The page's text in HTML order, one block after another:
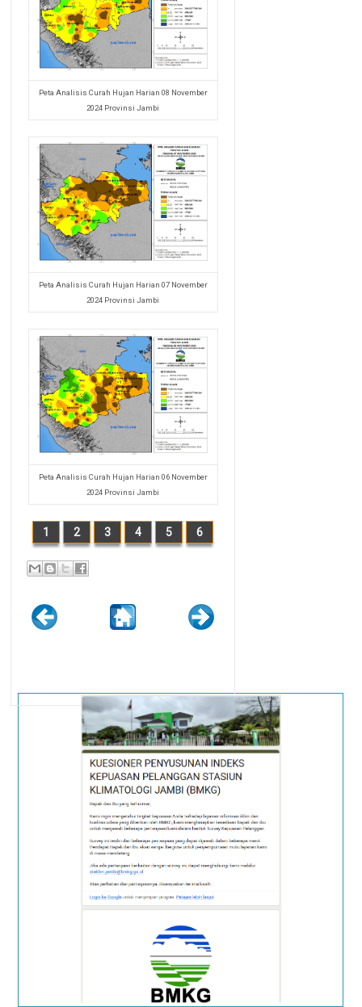
Peta Analisis Curah Hujan Harian 08 November
2024 Provinsi Jambi
Peta Analisis Curah Hujan Harian 07 November
2024 Provinsi Jambi
Peta Analisis Curah Hujan Harian 06 November
2024 Provinsi Jambi
1 2 3 4 5 6